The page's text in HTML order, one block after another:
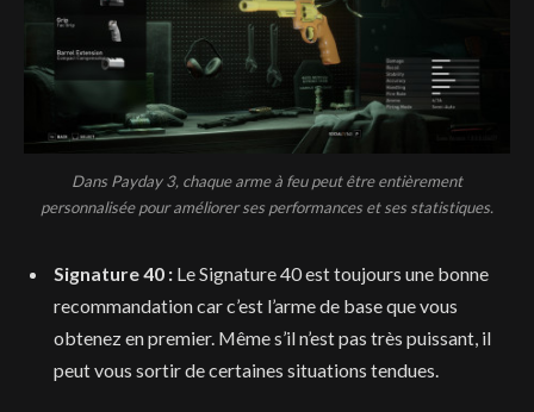
Dans Payday 3, chaque arme à feu peut être entièrement
personnalisée pour améliorer ses performances et ses statistiques.
Signature 40 : Le Signature 40 est toujours une bonne
recommandation car c’est l’arme de base que vous
obtenez en premier. Même s’il n’est pas très puissant, il
peut vous sortir de certaines situations tendues.